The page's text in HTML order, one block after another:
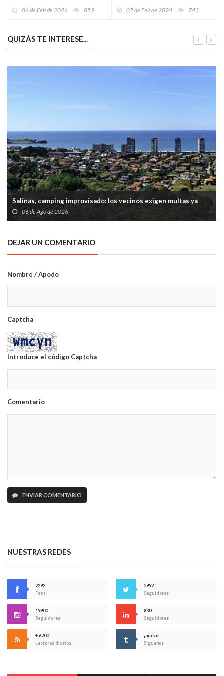
06 de Feb de 2024 855 07 de Feb de 2024 743
QUIZÁS TE INTERESE...
Salinas, camping improvisado: los vecinos exigen multas ya
06 de Ago de 2026
DEJAR UN COMENTARIO
Nombre / Apodo
Captcha
Introduce el código Captcha
Comentario
ENVIAR COMENTARIO
NUESTRAS REDES
2292
Fans
5992
Seguidores
19900
Seguidores
830
Seguidores
+ 6200
Lectores diarios
¡nuevo!
Síguenos